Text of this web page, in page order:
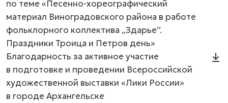
по теме «Песенно-хореографический
материал Виноградовского района в работе
фольклорного коллектива „Здарье“.
Праздники Троица и Петров день»
Благодарность за активное участие
в подготовке и проведении Всероссийской
художественной выставки «Лики России»
в городе Архангельске